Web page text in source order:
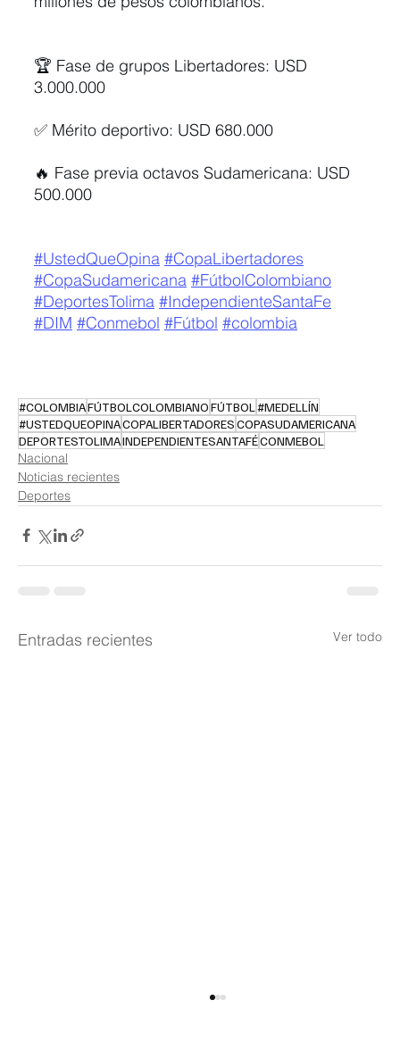
🏆 Fase de grupos Libertadores: USD
3.000.000
✅ Mérito deportivo: USD 680.000
🔥 Fase previa octavos Sudamericana: USD
500.000
#UstedQueOpina #CopaLibertadores
#CopaSudamericana #FútbolColombiano
#DeportesTolima #IndependienteSantaFe
#DIM #Conmebol #Fútbol #colombia
#COLOMBIAFÚTBOLCOLOMBIANOFÚTBOL #MEDELLÍN
#USTEDQUEOPINACOPALIBERTADORESCOPASUDAMERICANA
DEPORTESTOLIMAINDEPENDIENTESANTAFÉCONMEBOL
Nacional
Noticias recientes
Deportes
Entradas recientes Ver todo